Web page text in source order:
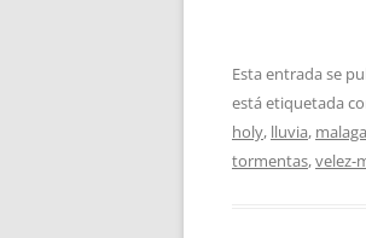
Esta entrada se
está etiquetada
holy, lluvia, malaga
tormentas,velez-